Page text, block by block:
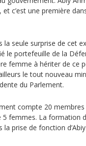
c’est une première
la seule surprise de cet
le portefeuille de la
femme à hériter de ce
le tout nouveau
du Parlement.
compte 20
5 femmes. La formation
prise de fonction